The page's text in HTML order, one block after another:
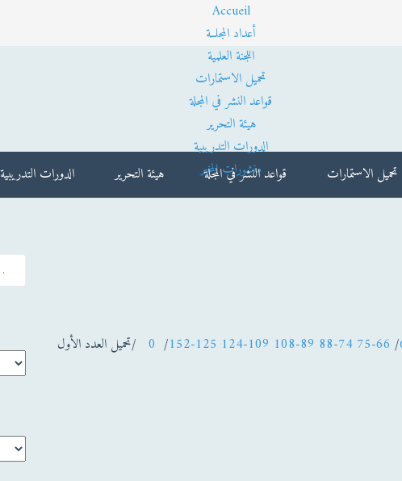
Accueil
أعداد المجلــة
اللجنة العلمية
تحميل الاستمارات
قواعد النشر في المجلة
هيئة التحرير
الدورات التدريبية
منشورات المخبر
تحميل الاستمارات قواعد النشر في المجلة هيئة التحرير الدورات التدريبية
/
66-74
75-88
89-108
109-124
125-152
/
0/تحميل العدد الأول